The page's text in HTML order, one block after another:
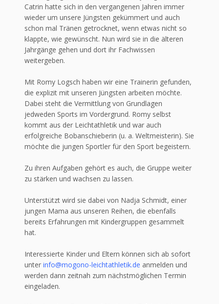
Catrin hatte sich in den vergangenen Jahren immer
wieder um unsere Jüngsten gekümmert und auch
schon mal Tränen getrocknet, wenn etwas nicht so
klappte, wie gewünscht. Nun wird sie in die älteren
Jahrgänge gehen und dort ihr Fachwissen
weitergeben.
Mit Romy Logsch haben wir eine Trainerin gefunden,
die explizit mit unseren Jüngsten arbeiten möchte.
Dabei steht die Vermittlung von Grundlagen
jedweden Sports im Vordergrund. Romy selbst
kommt aus der Leichtathletik und war auch
erfolgreiche Bobanschieberin (u. a. Weltmeisterin). Sie
möchte die jungen Sportler für den Sport begeistern.
Zu ihren Aufgaben gehört es auch, die Gruppe weiter
zu stärken und wachsen zu lassen.
Unterstützt wird sie dabei von Nadja Schmidt, einer
jungen Mama aus unseren Reihen, die ebenfalls
bereits Erfahrungen mit Kindergruppen gesammelt
hat.
Interessierte Kinder und Eltern können sich ab sofort
unter info@mogono-leichtathletik.de anmelden und
werden dann zeitnah zum nächstmöglichen Termin
eingeladen.